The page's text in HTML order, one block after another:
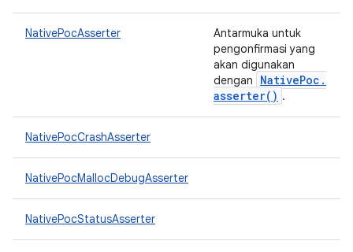
NativePocAsserter
Antarmuka untuk
pengonfirmasi yang
akan digunakan
dengan
NativePoc .
asserter( ) .
NativePocCrashAsserter
NativePocMallocDebugAsserter
NativePocStatusAsserter